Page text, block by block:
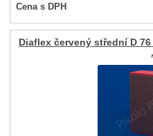
Cena s DPH
Diaflex červený střední D